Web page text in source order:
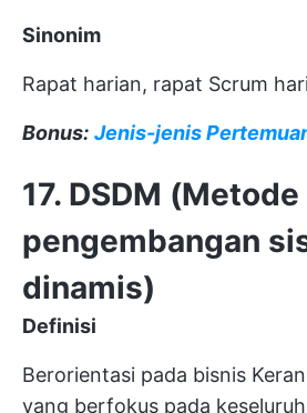
Sinonim
Rapat harian, rapat Scrum
Bonus: Jenis-jenis
17. DSDM (Metode
pengembangan
dinamis)
Definisi
Berorientasi pada bisnis
yang berfokus pada